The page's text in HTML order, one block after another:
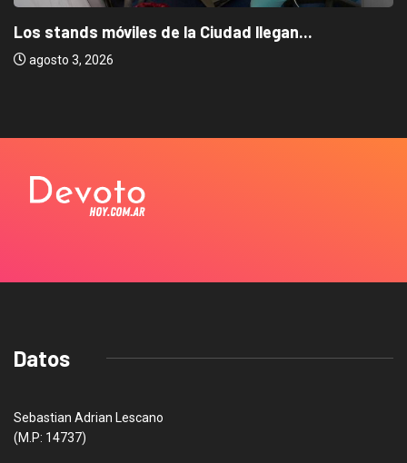
Los stands móviles de la Ciudad llegan...
agosto 3, 2026
Datos
Sebastian Adrian Lescano
(M.P: 14737)